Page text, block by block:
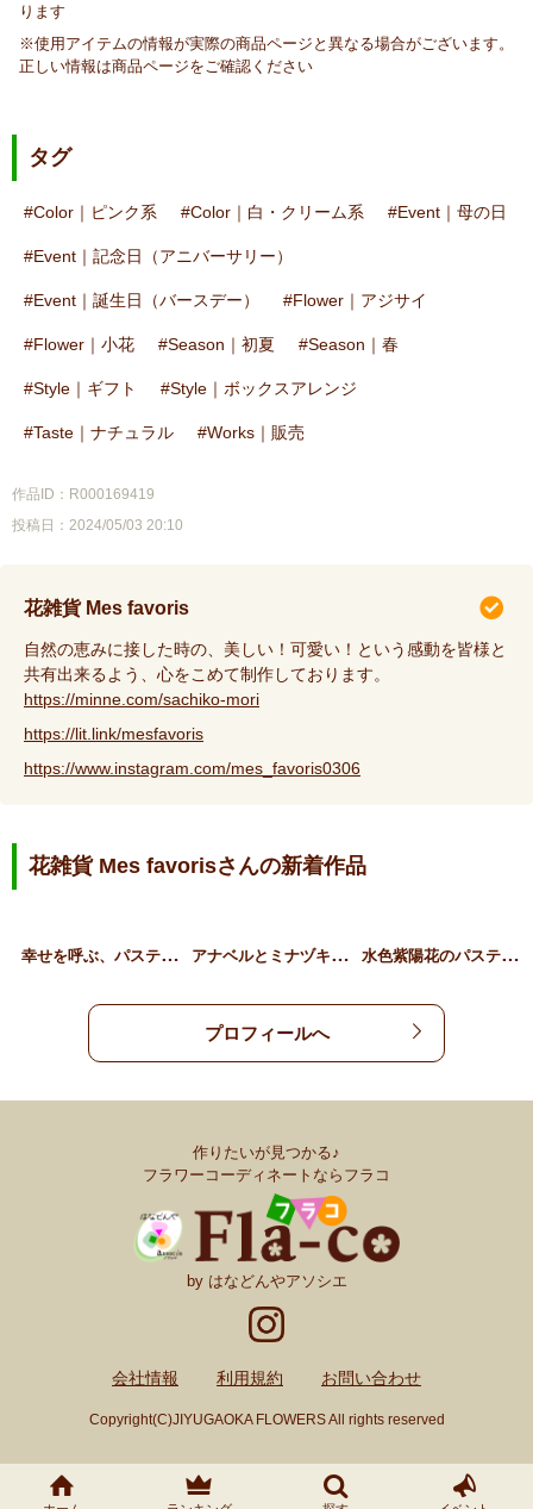
ります
※使用アイテムの情報が実際の商品ページと異なる場合がございます。
正しい情報は商品ページをご確認ください
タグ
Color｜ピンク系 Color｜白・クリーム系 Event｜母の日
Event｜記念日（アニバーサリー）
Event｜誕生日（バースデー） Flower｜アジサイ
Flower｜小花 Season｜初夏 Season｜春
Style｜ギフト Style｜ボックスアレンジ
Taste｜ナチュラル Works｜販売
作品ID：R000169419
投稿日：2024/05/03 20:10
花雑貨 Mes favoris
自然の恵みに接した時の、美しい！可愛い！という感動を皆様と
共有出来るよう、心をこめて制作しております。
https://minne.com/sachiko-mori
https://lit.link/mesfavoris
https://www.instagram.com/mes_favoris0306
花雑貨 Mes favorisさんの新着作品
幸
せを呼ぶ、パステルカラー… ア
ナベルとミナヅキ紫陽花の… 水
色紫陽花のパステルシェル…
プロフィールへ
作りたいが見つかる♪
フラワーコーディネートならフラコ
by はなどんやアソシエ
会社情報 利用規約 お問い合わせ
Copyright(C)JIYUGAOKA FLOWERS All rights reserved